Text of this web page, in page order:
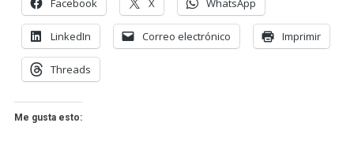
LinkedIn Correo electrónico Imprimir
Threads
Me gusta esto: